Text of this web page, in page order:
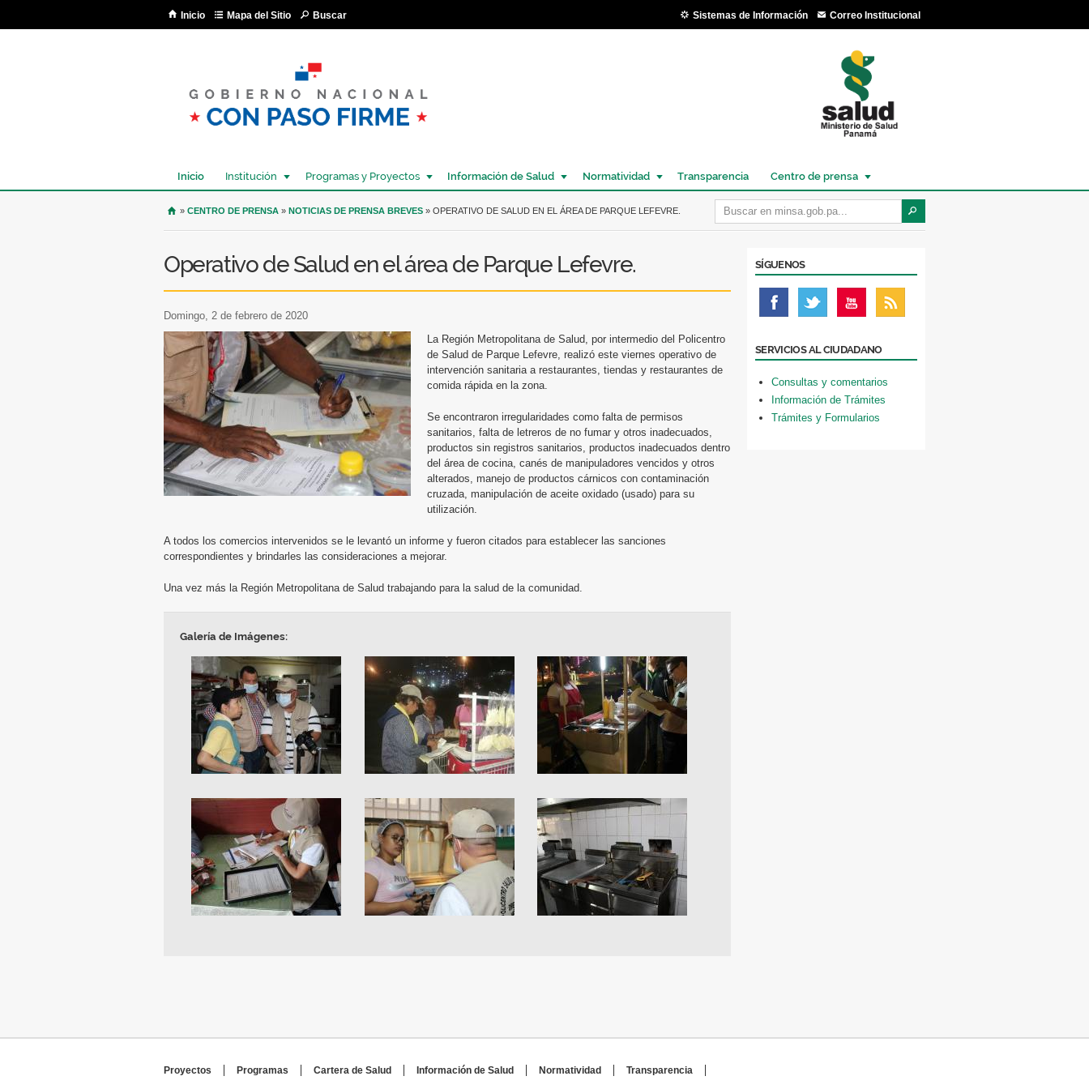
Inicio Mapa del Sitio Buscar Sistemas de Información Correo Institucional
Inicio Institución Programas y Proyectos Información de Salud Normatividad Transparencia Centro de prensa
USTED SE ENCUENTRA AQUÍ
» CENTRO DE PRENSA » NOTICIAS DE PRENSA BREVES » OPERATIVO DE SALUD EN EL ÁREA DE PARQUE LEFEVRE.
Operativo de Salud en el área de Parque Lefevre.
domingo, 2 de febrero de 2020
La Región Metropolitana de Salud, por intermedio del Policentro
de Salud de Parque Lefevre, realizó este viernes operativo de
intervención sanitaria a restaurantes, tiendas y restaurantes de
comida rápida en la zona.
Se encontraron irregularidades como falta de permisos
sanitarios, falta de letreros de no fumar y otros inadecuados,
productos sin registros sanitarios, productos inadecuados dentro
del área de cocina, canés de manipuladores vencidos y otros
alterados, manejo de productos cárnicos con contaminación
cruzada, manipulación de aceite oxidado (usado) para su
utilización.
A todos los comercios intervenidos se le levantó un informe y fueron citados para establecer las sanciones
correspondientes y brindarles las consideraciones a mejorar.
Una vez más la Región Metropolitana de Salud trabajando para la salud de la comunidad.
Galería de Imágenes:
SÍGUENOS
SERVICIOS AL CIUDADANO
Consultas y comentarios
Información de Trámites
Trámites y Formularios
Proyectos Programas Cartera de Salud Información de Salud Normatividad
Transparencia